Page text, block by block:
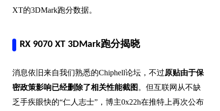
XT的3DMark跑分数据。
RX 9070 XT 3DMark跑分揭晓
消息依旧来自我们熟悉的Chiphell论坛，不过原贴由于保
密政策影响已经删除了相关性能截图 。但互联网从不缺
乏手疾眼快的“仁人志士”，博主0x22h在推特上再次公布